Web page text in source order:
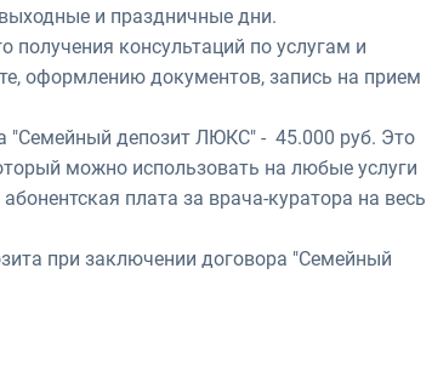
и праздничные дни.
консультаций по услугам и
оформлению документов, запись на прием
"Семейный депозит ЛЮКС" - 45.000 руб. Это
можно использовать на любые услуги
плата за врача-куратора на весь
при заключении договора "Семейный